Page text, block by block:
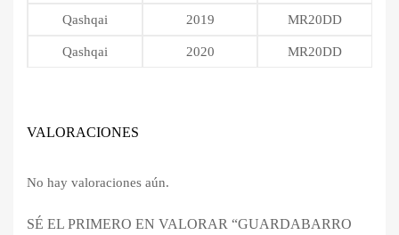
Qashqai 2019 MR20DD
Qashqai 2020 MR20DD
VALORACIONES
No hay valoraciones aún.
SÉ EL PRIMERO EN VALORAR “GUARDABARRO